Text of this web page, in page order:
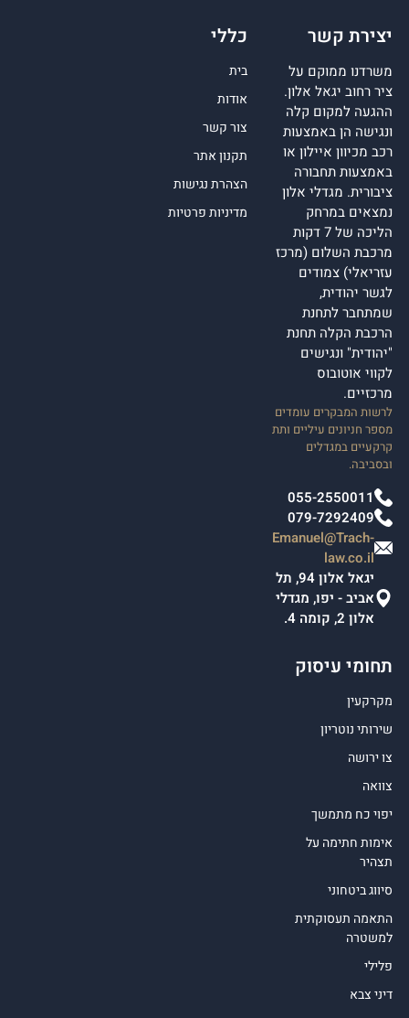
יצירת קשר
משרדנו ממוקם על
ציר רחוב יגאל אלון.
ההגעה למקום קלה
ונגישה הן באמצעות
רכב מכיוון איילון או
באמצעות תחבורה
ציבורית. מגדלי אלון
נמצאים במרחק
הליכה של 7 דקות
מרכבת השלום (מרכז
עזריאלי) צמודים
לגשר יהודית,
שמתחבר לתחנת
הרכבת הקלה תחנת
"יהודית" ונגישים
לקווי אוטובוס
מרכזיים.
לרשות המבקרים עומדים
מספר חניונים עיליים ותת
קרקעיים במגדלים
ובסביבה.
055-2550011
079-7292409
Emanuel@Trach-
law.co.il
יגאל אלון 94, תל
אביב - יפו, מגדלי
אלון 2, קומה 4.
כללי
בית
אודות
צור קשר
תקנון אתר
הצהרת נגישות
מדיניות פרטיות
תחומי עיסוק
מקרקעין
שירותי נוטריון
צו ירושה
צוואה
יפוי כח מתמשך
אימות חתימה על
תצהיר
סיווג ביטחוני
התאמה תעסוקתית
למשטרה
פלילי
דיני צבא